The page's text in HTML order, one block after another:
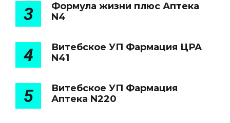
3
Формула жизни плюс Аптека
N4
4
Витебское УП Фармация ЦРА
N41
5
Витебское УП Фармация
Аптека N220